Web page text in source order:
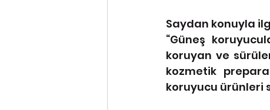
Saydan konuyla
“Güneş
koruyan ve
kozmetik
koruyucu ürünleri